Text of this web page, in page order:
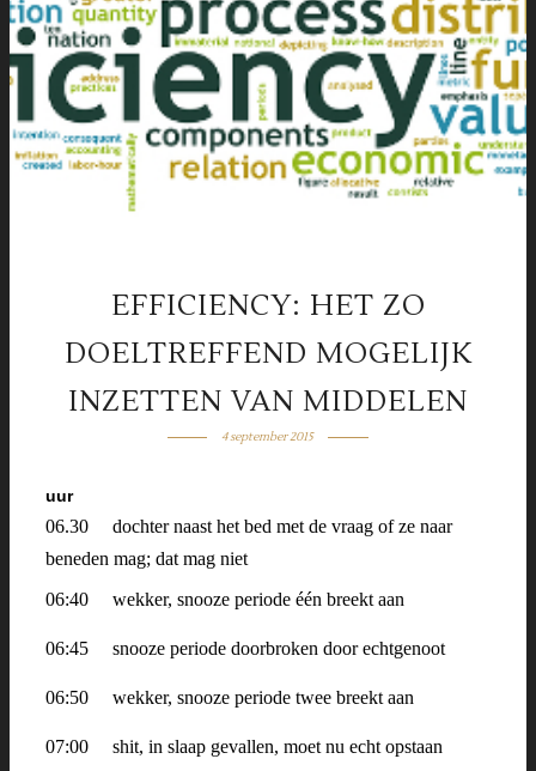
EFFICIENCY: HET ZO
DOELTREFFEND MOGELIJK
INZETTEN VAN MIDDELEN
4 september 2015
uur
06.30 dochter naast het bed met de vraag of ze naar
beneden mag; dat mag niet
06:40 wekker, snooze periode één breekt aan
06:45 snooze periode doorbroken door echtgenoot
06:50 wekker, snooze periode twee breekt aan
07:00 shit, in slaap gevallen, moet nu echt opstaan